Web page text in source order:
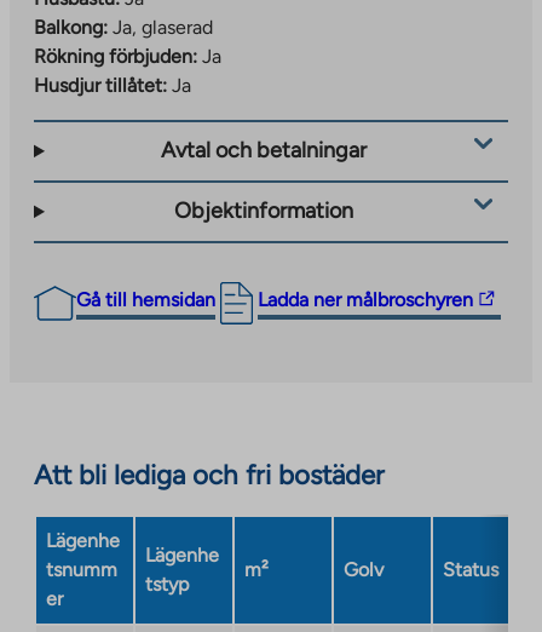
Balkong: Ja, glaserad
Rökning förbjuden: Ja
Husdjur tillåtet: Ja
Avtal och betalningar
Objektinformation
Gå till hemsidan Ladda ner målbroschyren
The
external
opens
a
Att bli lediga och fri bostäder
Lägenhe
tsnumm
er
Lägenhe
tstyp
m² Golv Status